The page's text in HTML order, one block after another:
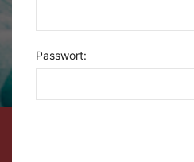
AUSZUG
Passwort: